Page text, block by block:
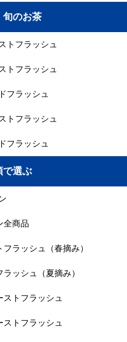
旬のお茶
トフラッシュ
トフラッシュ
フラッシュ
トフラッシュ
フラッシュ
で選ぶ
全商品
ラッシュ（春摘み）
ッシュ（夏摘み）
ストフラッシュ
ストフラッシュ